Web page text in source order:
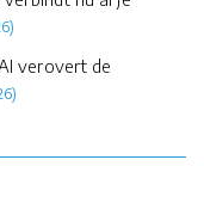
verovert de